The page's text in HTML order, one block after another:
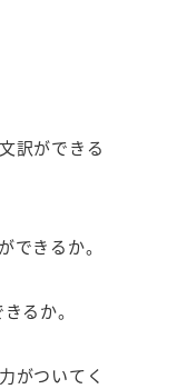
訳ができる
できるか。
るか。
がついてく